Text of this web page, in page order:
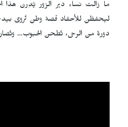
ما زالت نساء دير الزور يُدِرن هذا
ليحفظن للأحفاد قصة وطن تُروى بيدين
دورة من الرحى، تُطحن الحبوب… وتُصان